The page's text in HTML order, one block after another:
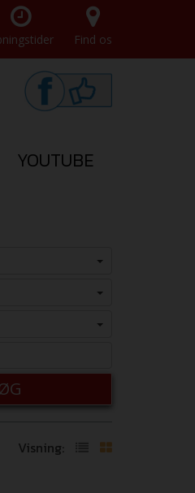
Find os
YOUTUBE
Visning: